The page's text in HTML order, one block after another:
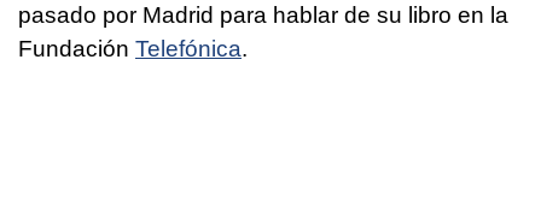
pasado por Madrid para hablar de su libro en la
Fundación Telefónica.